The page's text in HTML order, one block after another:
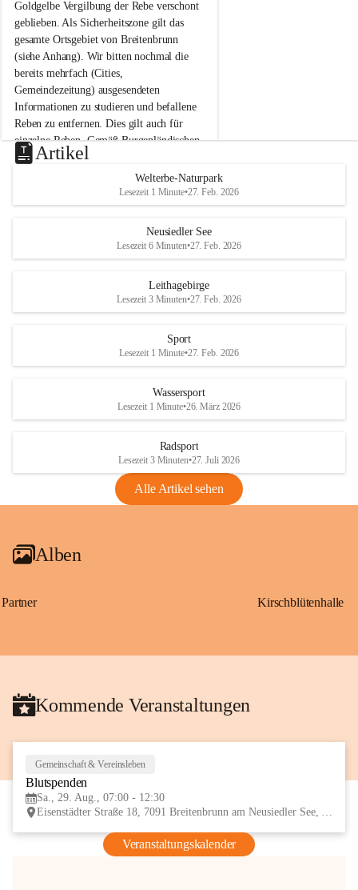
b
r
u
n
n
a
m
N
e
u
s
d
S
Goldgelbe Vergilbung der Rebe verschont
geblieben. Als Sicherheitszone gilt das
gesamte Ortsgebiet von Breitenbrunn
(siehe Anhang). Wir bitten nochmal die
bereits mehrfach (Cities,
Gemeindezeitung) ausgesendeten
Informationen zu studieren und befallene
Reben zu entfernen. Dies gilt auch für
einzelne Reben. Gemäß Burgenländischen
Weinbaugesetz sind nicht gepflegte oder
unzulässige Weingärten zu roden! Bitte
helfen wir zusammen um unsere Winzer
vor den prognostizierten Ernteausfällen
und den daraus folgenden wirtschaftlichen
Maßnahmen zur Bekämpfung
Rebe und der Amerikanischen
Anhang VBl. EU Nr. 18
1 Seite•1,4 MB
VBl. EU Nr. 18_2026
u
e
d
r
S
Artikel
Welterbe-Naturpark
Lesezeit 1 Minute•27. Feb. 2026
Neusiedler See
Lesezeit 6 Minuten•27. Feb. 2026
Leithagebirge
Lesezeit 3 Minuten•27. Feb. 2026
Sport
Lesezeit 1 Minute•27. Feb. 2026
Wassersport
Lesezeit 1 Minute•26. März 2026
Radsport
Lesezeit 3 Minuten•27. Juli 2026
Alle Artikel sehen
Alben
Partner Kirschblütenhalle
Kommende Veranstaltungen
Gemeinschaft & Vereinsleben
Blutspenden
Sa., 29. Aug., 07:00 - 12:30
Eisenstädter Straße 18, 7091 Breitenbrunn am Neusiedler See, AUT
Veranstaltungskalender